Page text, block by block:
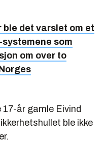
ble det varslet om et
som
om over to
år gamle Eivind
ble ikke